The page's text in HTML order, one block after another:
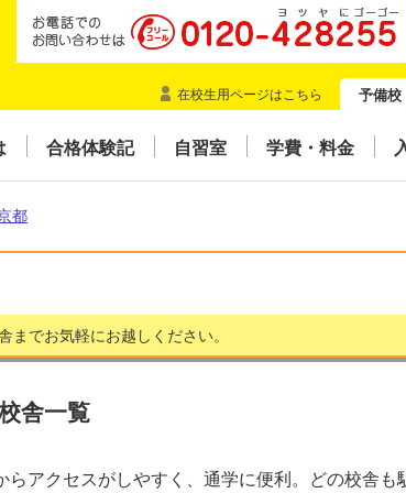
在校生用ページはこちら 予備校
合格体験記 自習室 学費・料金
都
でお気軽にお越しください。
舎一覧
アクセスがしやすく、通学に便利。どの校舎